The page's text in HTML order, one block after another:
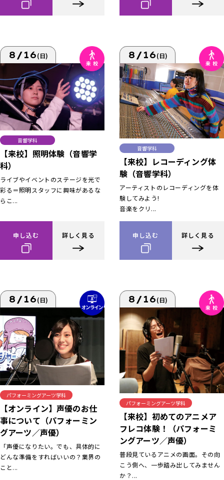
8/16(日)
音響学科
【来校】照明体験（音響学
科）
ライブやイベントのステージを光で
彩る＝照明スタッフに興味があるな
らこ...
申し込む 詳しく見る
8/16(日)
音響学科
【来校】レコーディング体
験（音響学科）
アーティストのレコーディングを体
験してみよう!
音楽をクリ...
申し込む 詳しく見る
8/16(日)
パフォーミングアーツ学科
【オンライン】声優のお仕
事について（パフォーミン
グアーツ／声優）
「声優になりたい。でも、具体的に
どんな準備をすればいいの？業界の
こと...
8/16(日)
パフォーミングアーツ学科
【来校】初めてのアニメア
フレコ体験！（パフォーミ
ングアーツ／声優）
普段見ているアニメの画面。その向
こう側へ、一歩踏み出してみません
か？...